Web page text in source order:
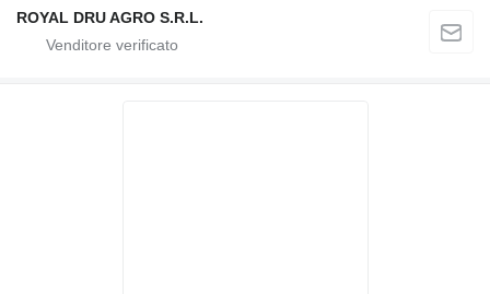
ROYAL DRU AGRO S.R.L.